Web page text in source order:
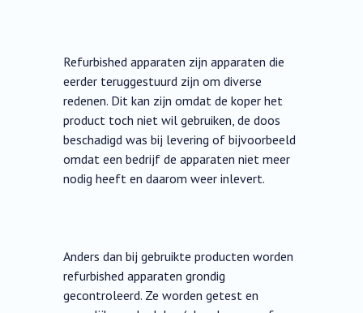
Refurbished apparaten zijn apparaten die
eerder teruggestuurd zijn om diverse
redenen. Dit kan zijn omdat de koper het
product toch niet wil gebruiken, de doos
beschadigd was bij levering of bijvoorbeeld
omdat een bedrijf de apparaten niet meer
nodig heeft en daarom weer inlevert.
Anders dan bij gebruikte producten worden
refurbished apparaten grondig
gecontroleerd. Ze worden getest en